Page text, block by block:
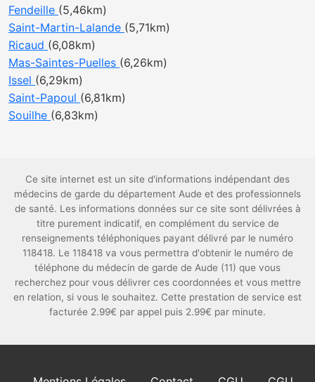
Fendeille (5,46km)
Saint-Martin-Lalande (5,71km)
Ricaud (6,08km)
Mas-Saintes-Puelles (6,26km)
Issel (6,29km)
Saint-Papoul (6,81km)
Souilhe (6,83km)
Ce site internet est un site d'informations indépendant des
médecins de garde du département Aude et des professionnels
de santé. Les informations données sur ce site sont délivrées à
titre purement indicatif, en complément du service de
renseignements téléphoniques payant délivré par le numéro
118418. Le 118418 va vous permettra d'obtenir le numéro de
téléphone du médecin de garde de Aude (11) que vous
recherchez pour vous délivrer ces coordonnées et vous mettre
en relation, si vous le souhaitez. Cette prestation de service est
facturée 2.99€ par appel puis 2.99€ par minute.